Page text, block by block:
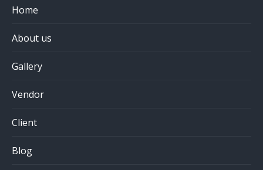
Home
About us
Gallery
Vendor
Client
Blog